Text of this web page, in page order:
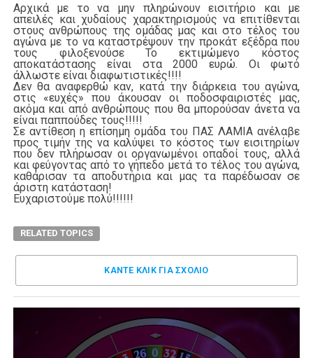
Αρχικά με το να μην πληρώνουν εισιτήριο και με
απειλές και χυδαίους χαρακτηρισμούς να επιτίθενται
στους ανθρώπους της ομάδας μας και στο τέλος του
αγώνα με το να καταστρέψουν την προκάτ εξέδρα που
τους φιλοξενούσε Το εκτιμώμενο κόστος
αποκατάστασης είναι στα 2000 ευρώ. Οι φωτό
άλλωστε είναι διαφωτιστικές!!!!
Δεν θα αναφερθώ καν, κατά την διάρκεια του αγώνα,
στις «ευχές» που άκουσαν οι ποδοσφαιριστές μας,
ακόμα και από ανθρώπους που θα μπορούσαν άνετα να
είναι παππούδες τους!!!!!
Σε αντίθεση η επίσημη ομάδα του ΠΑΣ ΛΑΜΙΑ ανέλαβε
προς τιμήν της να καλύψει το κόστος των εισιτηρίων
που δεν πλήρωσαν οι οργανωμένοι οπαδοί τους, αλλά
και φεύγοντας από το γήπεδο μετά το τέλος του αγώνα,
καθάρισαν τα αποδυτήρια και μας τα παρέδωσαν σε
άριστη κατάσταση!
Ευχαριστούμε πολύ!!!!!!
RELATED TOPICS
ΚΑΝΤΕ ΚΛΊΚ ΓΙΑ ΣΧΌΛΙΟ